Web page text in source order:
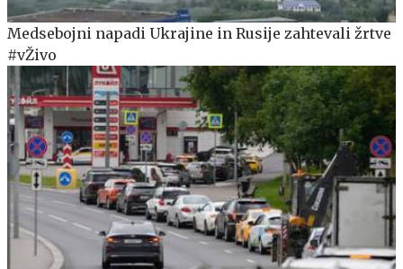
Medsebojni napadi Ukrajine in Rusije zahtevali žrtve
#vŽivo